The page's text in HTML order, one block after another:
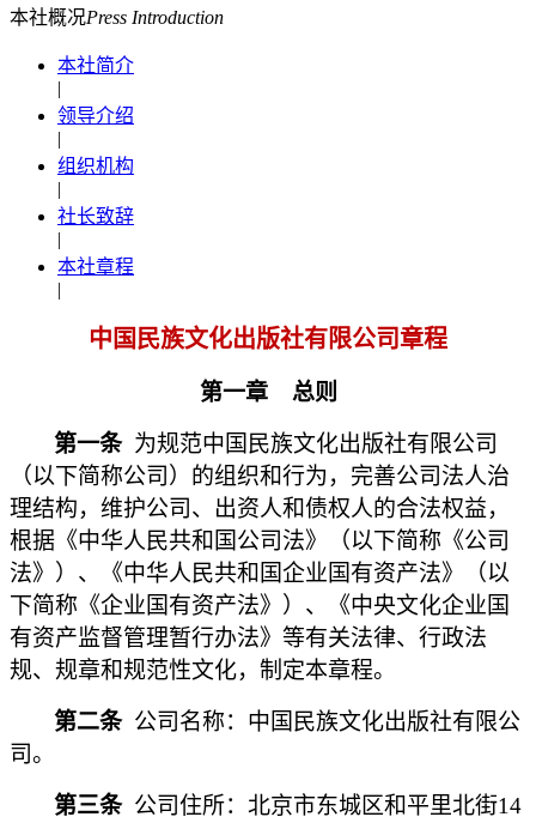
本社概况Press Introduction
本社简介
|
领导介绍
|
组织机构
|
社长致辞
|
本社章程
|
中国民族文化出版社有限公司章程
第一章 总则
第一条 为规范中国民族文化出版社有限公司
（以下简称公司）的组织和行为，完善公司法人治
理结构，维护公司、出资人和债权人的合法权益，
根据《中华人民共和国公司法》（以下简称《公司
法》）、《中华人民共和国企业国有资产法》（以
下简称《企业国有资产法》）、《中央文化企业国
有资产监督管理暂行办法》等有关法律、行政法
规、规章和规范性文化，制定本章程。
第二条 公司名称：中国民族文化出版社有限公
司。
第三条公司住所：北京市东城区和平里北街14